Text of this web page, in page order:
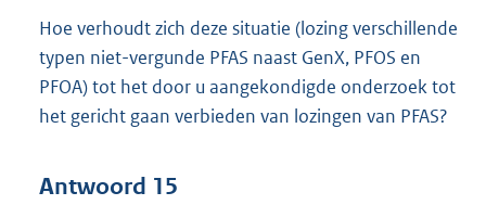
Hoe verhoudt zich deze situatie (lozing verschillende
typen niet-vergunde PFAS naast GenX, PFOS en
PFOA) tot het door u aangekondigde onderzoek tot
het gericht gaan verbieden van lozingen van PFAS?
Antwoord 15